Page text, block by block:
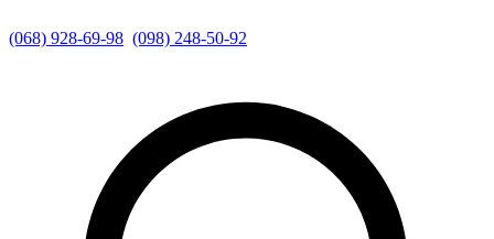
(068) 928-69-98 (098) 248-50-92